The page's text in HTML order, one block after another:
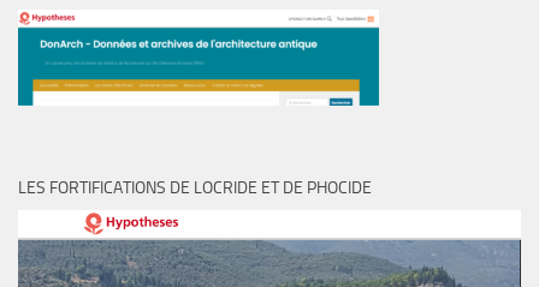
LES FORTIFICATIONS DE LOCRIDE ET DE PHOCIDE